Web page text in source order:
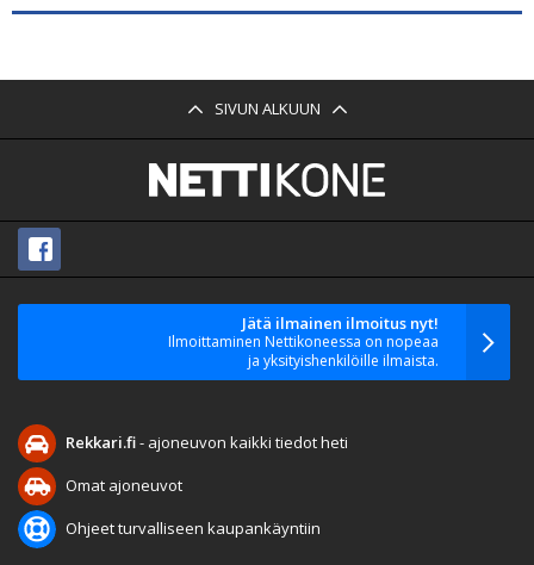
SIVUN ALKUUN
Jätä ilmainen ilmoitus nyt!
Ilmoittaminen Nettikoneessa on nopeaa
ja yksityishenkilöille ilmaista.
Rekkari.fi- ajoneuvon kaikki tiedot heti
Omat ajoneuvot
Ohjeet turvalliseen kaupankäyntiin